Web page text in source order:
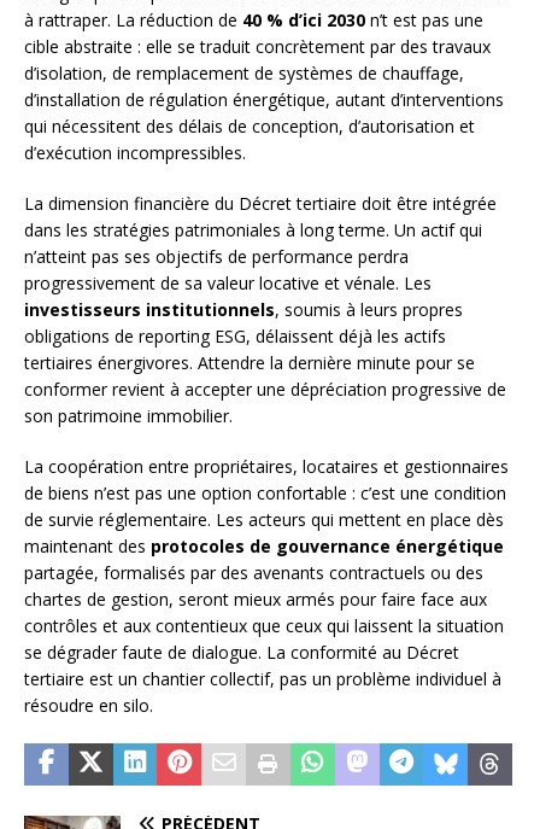
à rattraper. La réduction de 40 % d’ici 2030 n’t est pas une
cible abstraite : elle se traduit concrètement par des travaux
d’isolation, de remplacement de systèmes de chauffage,
d’installation de régulation énergétique, autant d’interventions
qui nécessitent des délais de conception, d’autorisation et
d’exécution incompressibles.
La dimension financière du Décret tertiaire doit être intégrée
dans les stratégies patrimoniales à long terme. Un actif qui
n’atteint pas ses objectifs de performance perdra
progressivement de sa valeur locative et vénale. Les
investisseurs institutionnels, soumis à leurs propres
obligations de reporting ESG, délaissent déjà les actifs
tertiaires énergivores. Attendre la dernière minute pour se
conformer revient à accepter une dépréciation progressive de
son patrimoine immobilier.
La coopération entre propriétaires, locataires et gestionnaires
de biens n’est pas une option confortable : c’est une condition
de survie réglementaire. Les acteurs qui mettent en place dès
maintenant des protocoles de gouvernance énergétique
partagée, formalisés par des avenants contractuels ou des
chartes de gestion, seront mieux armés pour faire face aux
contrôles et aux contentieux que ceux qui laissent la situation
se dégrader faute de dialogue. La conformité au Décret
tertiaire est un chantier collectif, pas un problème individuel à
résoudre en silo.
PRÉCÉDENT